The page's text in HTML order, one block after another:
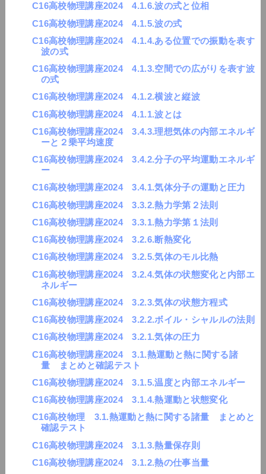
C16高校物理講座2024 4.1.6.波の式と位相
C16高校物理講座2024 4.1.5.波の式
C16高校物理講座2024 4.1.4.ある位置での振動を表す
波の式
C16高校物理講座2024 4.1.3.空間での広がりを表す波
の式
C16高校物理講座2024 4.1.2.横波と縦波
C16高校物理講座2024 4.1.1.波とは
C16高校物理講座2024 3.4.3.理想気体の内部エネルギ
ーと２乗平均速度
C16高校物理講座2024 3.4.2.分子の平均運動エネルギ
ー
C16高校物理講座2024 3.4.1.気体分子の運動と圧力
C16高校物理講座2024 3.3.2.熱力学第２法則
C16高校物理講座2024 3.3.1.熱力学第１法則
C16高校物理講座2024 3.2.6.断熱変化
C16高校物理講座2024 3.2.5.気体のモル比熱
C16高校物理講座2024 3.2.4.気体の状態変化と内部エ
ネルギー
C16高校物理講座2024 3.2.3.気体の状態方程式
C16高校物理講座2024 3.2.2.ボイル・シャルルの法則
C16高校物理講座2024 3.2.1.気体の圧力
C16高校物理講座2024 3.1.熱運動と熱に関する諸
量 まとめと確認テスト
C16高校物理講座2024 3.1.5.温度と内部エネルギー
C16高校物理講座2024 3.1.4.熱運動と状態変化
C16高校物理 3.1.熱運動と熱に関する諸量 まとめと
確認テスト
C16高校物理講座2024 3.1.3.熱量保存則
C16高校物理講座2024 3.1.2.熱の仕事当量